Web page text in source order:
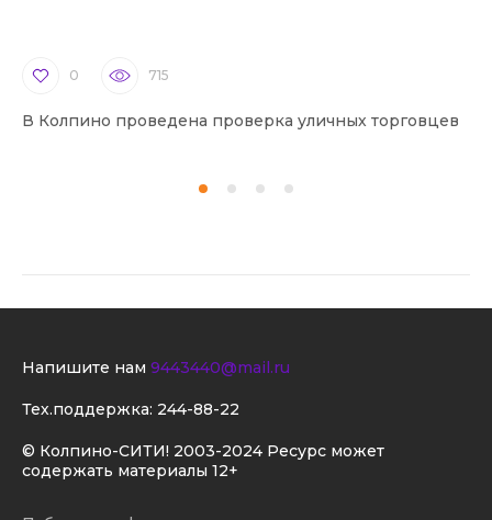
0 715
В Колпино проведена проверка уличных торговцев
© Колпино-СИТИ! 2003-2024 Ресурс может
содержать материалы 12+
Напишите нам 9443440@mail.ru
Тех.поддержка: 244-88-22